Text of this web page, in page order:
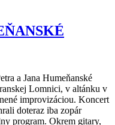
a Jana Humeňanské
Lomnici, v altánku v
improvizáciou. Koncert
doteraz iba zopár
program. Okrem gitary,